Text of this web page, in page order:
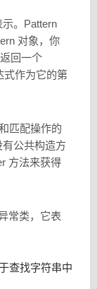
。Pattern
对象，你
回一个
式作为它的第
匹配操作的
有公共构造方
方法来获得
常类，它表
查找字符串中